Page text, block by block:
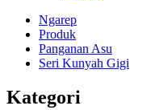
Ngarep
Produk
Panganan Asu
Seri Kunyah Gigi
Kategori